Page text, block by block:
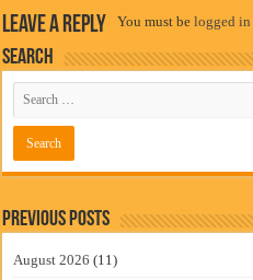
Leave a Reply You must belogged in
Search
Previous Posts
August 2026 (11)